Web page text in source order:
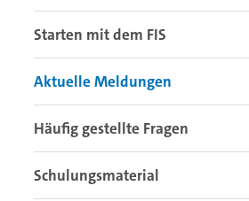
Starten mit dem FIS
Aktuelle Meldungen
Häufig gestellte Fragen
Schulungsmaterial